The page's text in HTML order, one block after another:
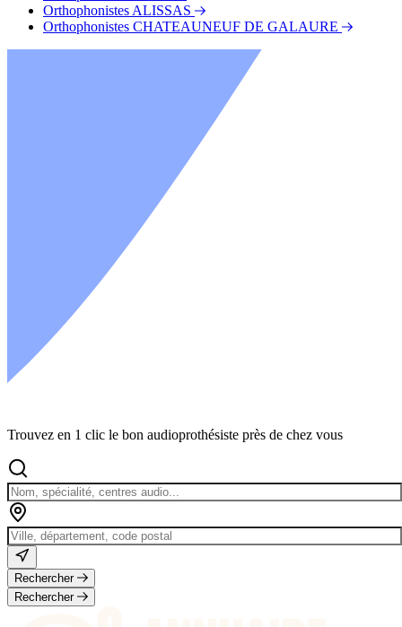
Orthophonistes ALISSAS
Orthophonistes CHATEAUNEUF DE GALAURE
Trouvez en 1 clic le bon audioprothésiste près de chez vous
Rechercher
Rechercher